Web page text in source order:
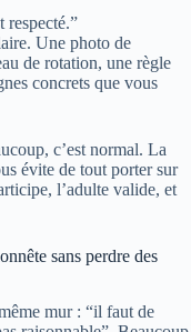
respecté.”
Une photo de
de rotation, une règle
concrets que vous
c’est normal. La
évite de tout porter sur
l’adulte valide, et
sans perdre des
mur : “il faut de